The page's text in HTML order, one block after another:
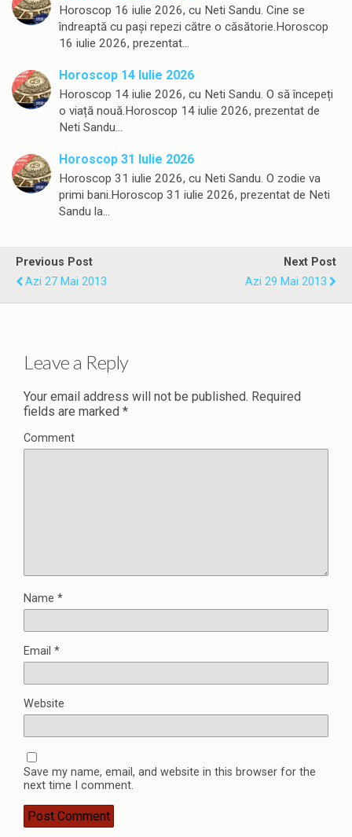
Horoscop 16 iulie 2026, cu Neti Sandu. Cine se
îndreaptă cu pași repezi către o căsătorie.Horoscop
16 iulie 2026, prezentat…
Horoscop 14 Iulie 2026
Horoscop 14 iulie 2026, cu Neti Sandu. O să începeți
o viață nouă.Horoscop 14 iulie 2026, prezentat de
Neti Sandu…
Horoscop 31 Iulie 2026
Horoscop 31 iulie 2026, cu Neti Sandu. O zodie va
primi bani.Horoscop 31 iulie 2026, prezentat de Neti
Sandu la…
Previous Post
Azi 27 Mai 2013
Next Post
Azi 29 Mai 2013
Leave a Reply
Your email address will not be published. Required
fields are marked *
Comment
Name *
Email *
Website
Save my name, email, and website in this browser for the
next time I comment.